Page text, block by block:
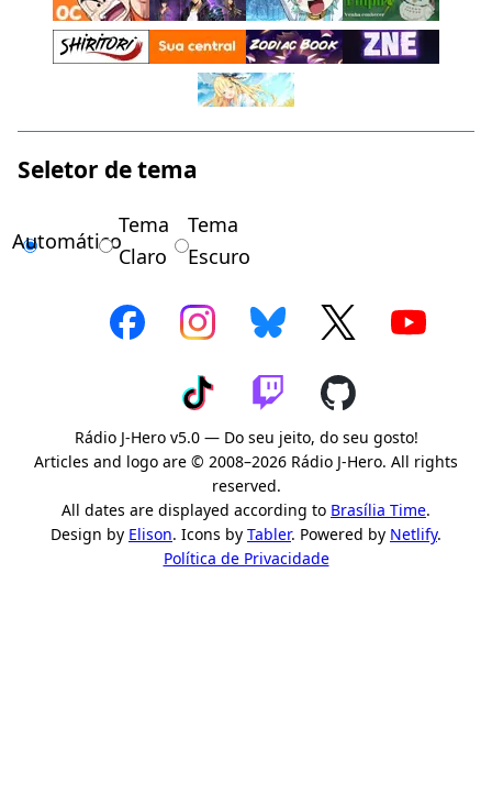
Seletor de tema
Automático
Tema
Claro
Tema
Escuro
Rádio J-Hero v5.0 — Do seu jeito, do seu gosto!
Articles and logo are © 2008–2026 Rádio J-Hero. All rights
reserved.
All dates are displayed according to Brasília Time.
Design by Elison. Icons by Tabler. Powered by Netlify.
Política de Privacidade